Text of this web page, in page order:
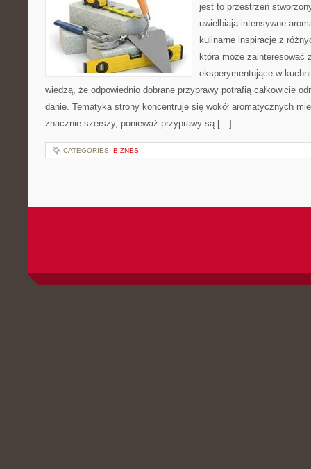
jest to przestrzeń
uwielbiają intensywne
kulinarne inspiracje z
która może zainteresować
eksperymentujące w
wiedzą, że odpowiednio dobrane przyprawy potrafią całkowicie
danie. Tematyka strony koncentruje się wokół aromatycznych
znacznie szerszy, ponieważ przyprawy są […]
CATEGORIES: BIZNES